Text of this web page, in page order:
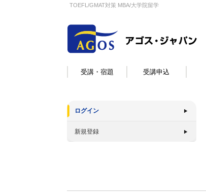
TOEFL/GMAT対策 MBA/大学院留学
受講・宿題 受講申込
ログイン
新規登録